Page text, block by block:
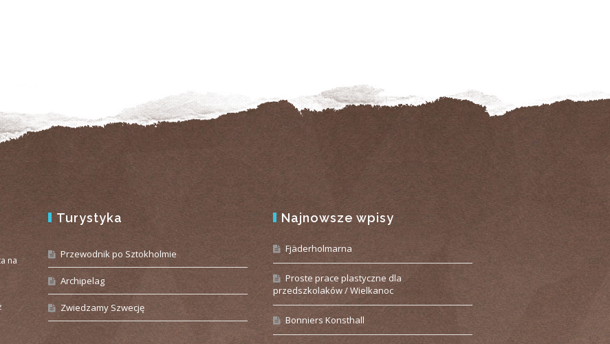
na
Turystyka
Przewodnik po Sztokholmie
Archipelag
Zwiedzamy Szwecję
Najnowsze wpisy
Fjäderholmarna
Proste prace plastyczne dla
przedszkolaków / Wielkanoc
Bonniers Konsthall